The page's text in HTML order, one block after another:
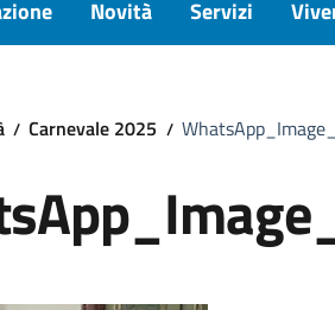
Novità Servizi
Carnevale 2025